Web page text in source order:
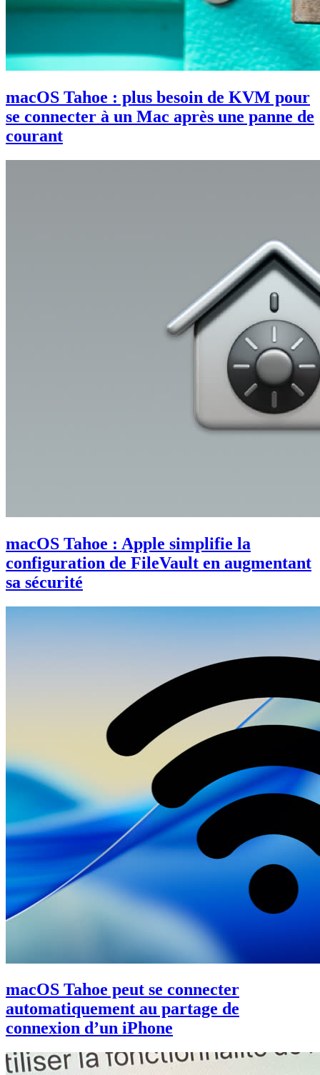
macOS Tahoe : plus besoin de KVM pour
se connecter à un Mac après une panne de
courant
macOS Tahoe : Apple simplifie la
configuration de FileVault en augmentant
sa sécurité
macOS Tahoe peut se connecter
automatiquement au partage de
connexion d’un iPhone